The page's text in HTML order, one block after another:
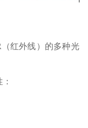
红外线）的多种光